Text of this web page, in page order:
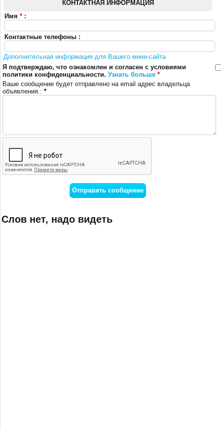
КОНТАКТНАЯ ИНФОРМАЦИЯ
Имя * :
Контактные телефоны :
Дополнительная информация для Вашего мини-сайта
Я подтверждаю, что ознакомлен и согласен с условиями
политики конфиденциальности. Узнать больше *
Ваше сообщение будет отправлено на email адрес владельца
объявления.: *
Слов нет, надо видеть